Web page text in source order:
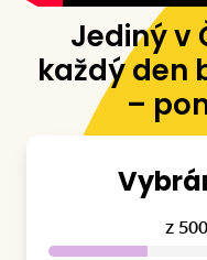
Jediný v
každý den
–
z